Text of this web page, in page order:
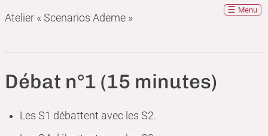
Atelier « Scenarios Ademe »
Menu
Débat n°1 (15 minutes)
Les S1 débattent avec les S2.